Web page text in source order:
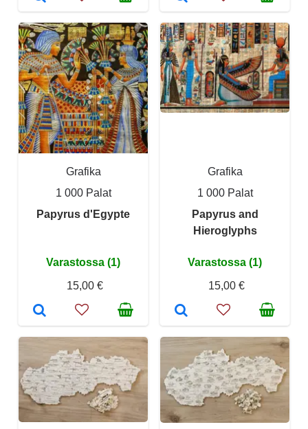
Grafika
1 000 Palat
Papyrus d'Egypte
Varastossa (1)
15,00 €
Grafika
1 000 Palat
Papyrus and
Hieroglyphs
Varastossa (1)
15,00 €